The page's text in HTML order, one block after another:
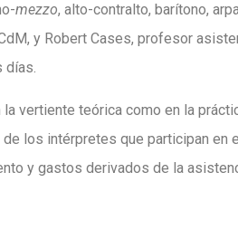
mezzo, alto-contralto, barítono,
y Robert Cases, profesor
días.
vertiente teórica como en la
los intérpretes que participan en
y gastos derivados de la